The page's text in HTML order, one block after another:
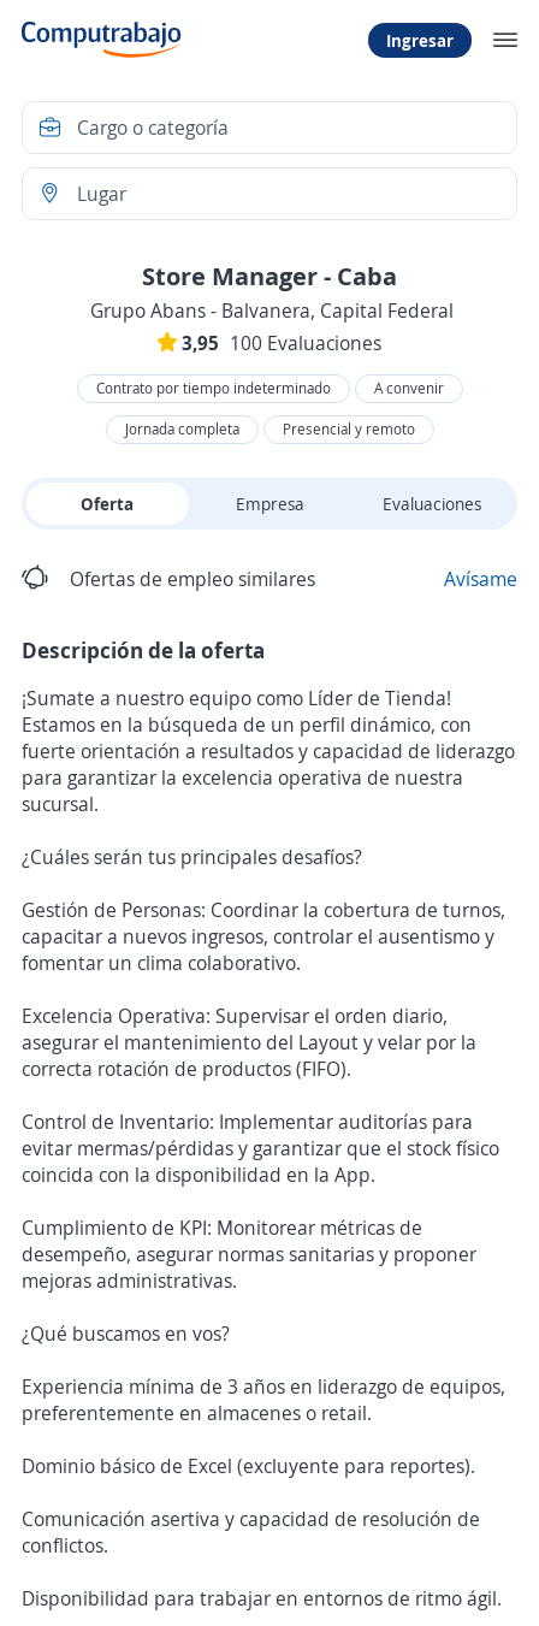
Ingresar
Store Manager - Caba
Grupo Abans - Balvanera, Capital Federal
3,95 100 Evaluaciones
Contrato por tiempo indeterminado
A convenir
Jornada completa
Presencial y remoto
Oferta Empresa Evaluaciones
Ofertas de empleo similares Avísame
Descripción de la oferta
¡Sumate a nuestro equipo como Líder de Tienda!
Estamos en la búsqueda de un perfil dinámico, con
fuerte orientación a resultados y capacidad de liderazgo
para garantizar la excelencia operativa de nuestra
sucursal.
¿Cuáles serán tus principales desafíos?
Gestión de Personas: Coordinar la cobertura de turnos,
capacitar a nuevos ingresos, controlar el ausentismo y
fomentar un clima colaborativo.
Excelencia Operativa: Supervisar el orden diario,
asegurar el mantenimiento del Layout y velar por la
correcta rotación de productos (FIFO).
Control de Inventario: Implementar auditorías para
evitar mermas/pérdidas y garantizar que el stock físico
coincida con la disponibilidad en la App.
Cumplimiento de KPI: Monitorear métricas de
desempeño, asegurar normas sanitarias y proponer
mejoras administrativas.
¿Qué buscamos en vos?
Experiencia mínima de 3 años en liderazgo de equipos,
preferentemente en almacenes o retail.
Dominio básico de Excel (excluyente para reportes).
Comunicación asertiva y capacidad de resolución de
conflictos.
Disponibilidad para trabajar en entornos de ritmo ágil.